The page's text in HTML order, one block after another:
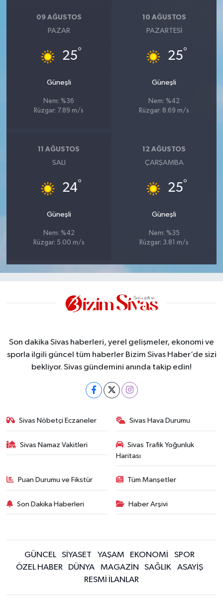
09 AĞUSTOS
PAZAR
25°
Güneşli
Nem: %36
Rüzgar: 7.89 m/s
10 AĞUSTOS
PAZARTESI
25°
Güneşli
Nem: %42
Rüzgar: 8.69 m/s
11 AĞUSTOS
SALI
24°
Güneşli
Nem: %42
Rüzgar: 5.00 m/s
12 AĞUSTOS
ÇARŞAMBA
25°
Güneşli
Nem: %35
Rüzgar: 3.81 m/s
Son dakika Sivas haberleri, yerel gelişmeler, ekonomi ve
sporla ilgili güncel tüm haberler Bizim Sivas Haber’de sizi
bekliyor. Sivas gündemini anında takip edin!
Sivas Nöbetçi Eczaneler Sivas Hava Durumu
Sivas Namaz Vakitleri
Sivas Trafik Yoğunluk
Haritası
Puan Durumu ve Fikstür Tüm Manşetler
Son Dakika Haberleri Haber Arşivi
GÜNCEL SİYASET YAŞAM EKONOMİ
SPOR
ÖZEL HABER
DÜNYA MAGAZİN SAĞLIK
ASAYİŞ
RESMİ İLANLAR